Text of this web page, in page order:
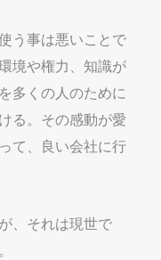
う事は悪いことで
境や権力、知識が
多くの人のために
る。その感動が愛
て、良い会社に行
、それは現世で